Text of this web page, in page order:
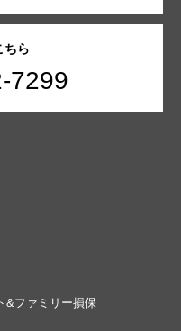
ちら
7299
&ファミリー損保